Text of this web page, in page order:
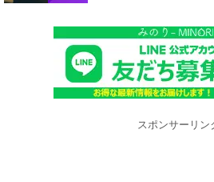
スポンサーリン